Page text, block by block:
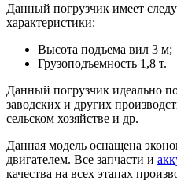
Данный погрузчик имеет
характеристики:
Высота подъема вил 3 м;
Грузоподъемность 1,8 т.
Данный погрузчик идеально
заводских и других
сельском хозяйстве и др.
Данная модель оснащена
двигателем. Все запчасти и
качества на всех этапах